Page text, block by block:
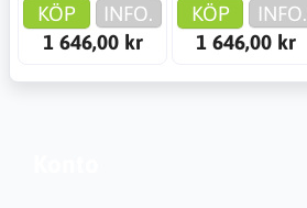
KÖP
INFO.
1 646,00 kr
KÖP
INFO.
1 646,00 kr